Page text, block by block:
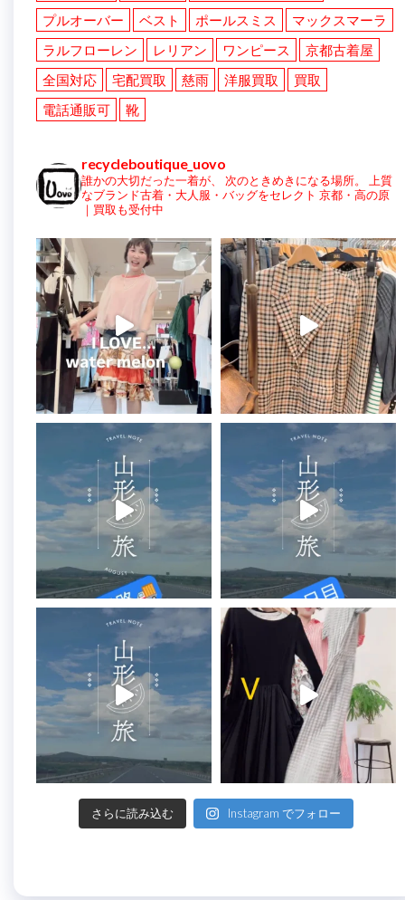
プルオーバー
ベスト ポールスミス
マックスマーラ
ラルフローレン
レリアン ワンピース
京都古着屋
全国対応
宅配買取 慈雨 洋服買取
買取
電話通販可
靴
recycleboutique_uovo
誰かの大切だった一着が、 次のときめきになる場所。
上質
なブランド古着・大人服・バッグをセレクト 京都・高の原
｜買取も受付中
さらに読み込む Instagram でフォロー